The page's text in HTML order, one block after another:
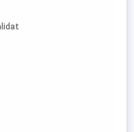
- Execută lucrări
tehnologice, prescripțiilor
calității și